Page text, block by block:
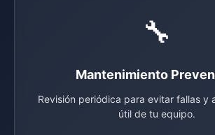
🔧
Mantenimiento
Revisión periódica para evitar fallas y
útil de tu equipo.